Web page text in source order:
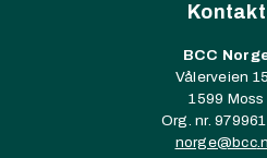
Kontakt
BCC
Vålerveien
1599 Moss
Org. nr.
norge@bcc